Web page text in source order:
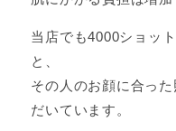
当店でも4000ショッ
と、
その人のお顔に合っ
だいています。